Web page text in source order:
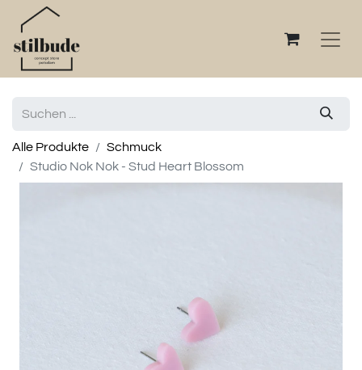
Alle Produkte
Schmuck
Studio Nok Nok - Stud Heart Blossom